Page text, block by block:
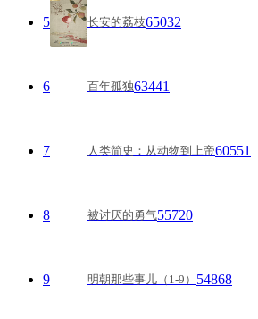
5 长安的荔枝65032
6 百年孤独63441
7 人类简史：从动物到上帝60551
8 被讨厌的勇气55720
9 明朝那些事儿（1-9） 54868